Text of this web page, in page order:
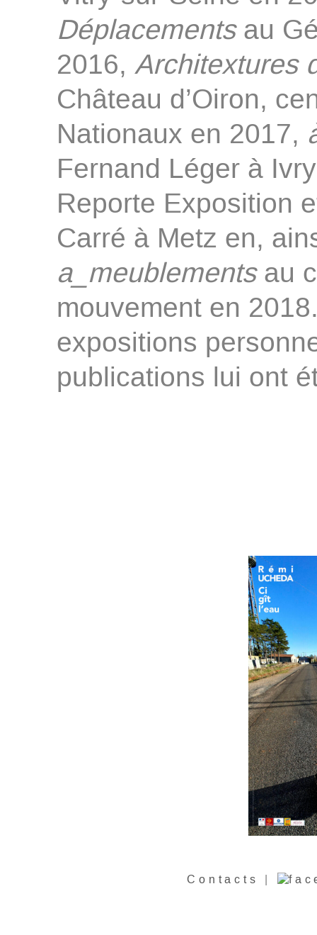
Déplacementsau
2016, Architextures
Château d’Oiron,
Nationaux en 2017,
Fernand Léger à
Reporte Exposition
Carré à Metz en,
a_meublementsau
mouvement en
expositions
publications lui ont
Contacts |